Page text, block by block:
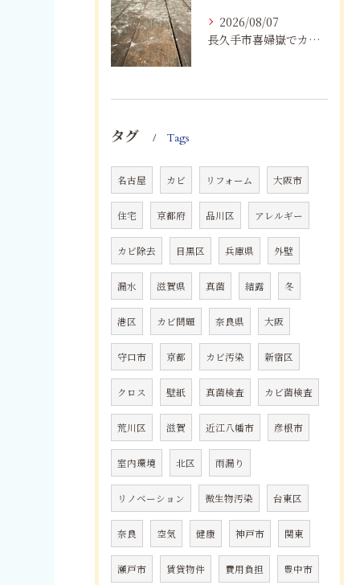
2026/08/07
長久手市喜婦嶽でカビに悩んだら｜住宅の湿気対策とプロによる解決方法
タグ Tags
名古屋 カビ リフォーム 大阪市
住宅 京都府 品川区 アレルギー
カビ除去 目黒区 兵庫県 外壁
漏水 滋賀県 真菌 結露 冬
港区 カビ問題 奈良県 大阪
守口市 京都 カビ汚染 新宿区
クロス 壁紙 真菌検査 カビ菌検査
荒川区 滋賀 近江八幡市 彦根市
室内環境 北区 雨漏り
リノベーション 微生物汚染 台東区
奈良 空気 健康 神戸市 関東
瀬戸市 賃貸物件 費用負担 豊中市